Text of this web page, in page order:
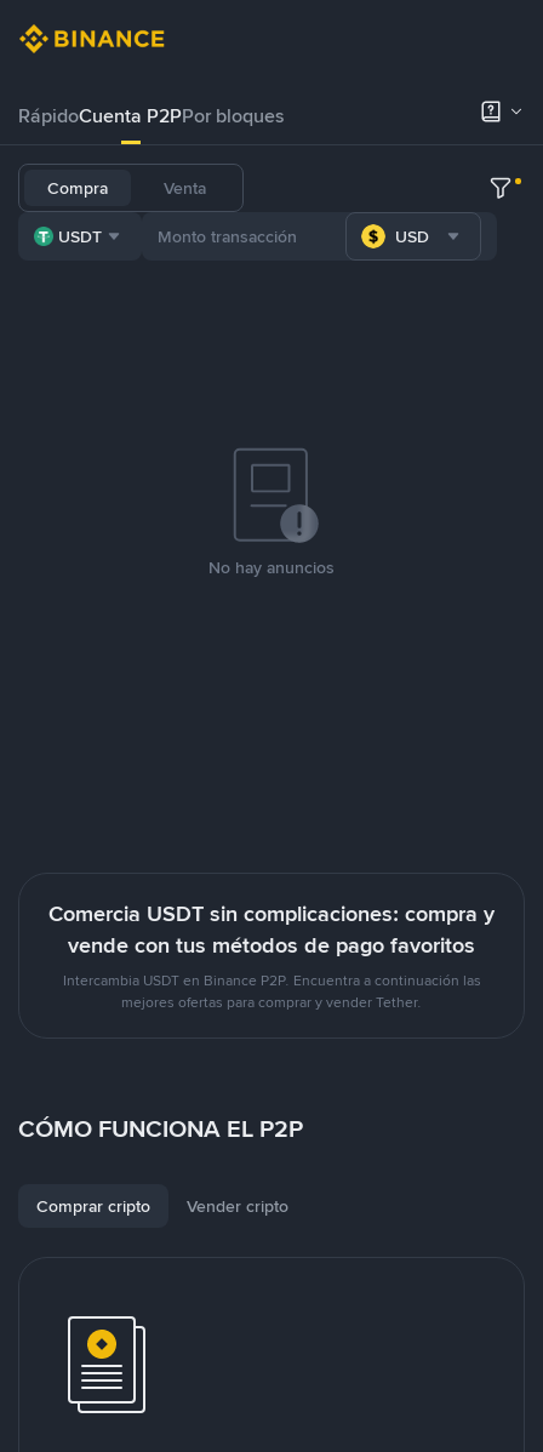
RápidoCuenta P2PPor bloques
Compra Venta
USDT USD
No hay anuncios
Comercia USDT sin complicaciones: compra y
vende con tus métodos de pago favoritos
Intercambia USDT en Binance P2P. Encuentra a continuación las
mejores ofertas para comprar y vender Tether.
CÓMO FUNCIONA EL P2P
Comprar cripto Vender cripto